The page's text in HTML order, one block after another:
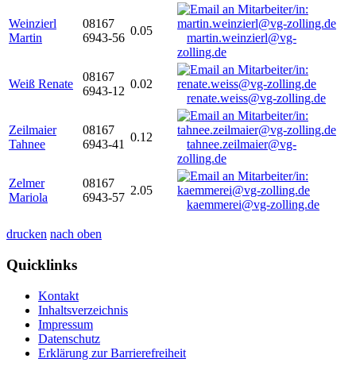
Weinzierl
Martin
08167
6943-56
0.05
martin.weinzierl@vg-
zolling.de
Weiß Renate
08167
6943-12
0.02
renate.weiss@vg-zolling.de
Zeilmaier
Tahnee
08167
6943-41
0.12
tahnee.zeilmaier@vg-
zolling.de
Zelmer
Mariola
08167
6943-57
2.05
kaemmerei@vg-zolling.de
drucken nach oben
Quicklinks
Kontakt
Inhaltsverzeichnis
Impressum
Datenschutz
Erklärung zur Barrierefreiheit